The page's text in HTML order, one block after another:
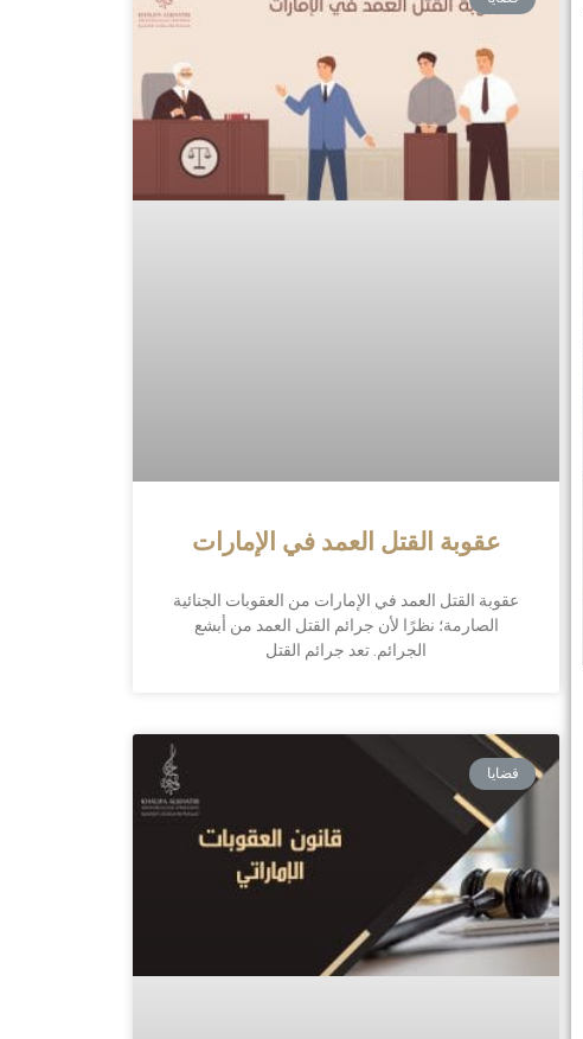
عقوبة القتل العمد في الإمارات
عقوبة القتل العمد في الإمارات من العقوبات الجنائية
الصارمة؛ نظرًا لأن جرائم القتل العمد من أبشع
الجرائم. تعد جرائم القتل
قضايا